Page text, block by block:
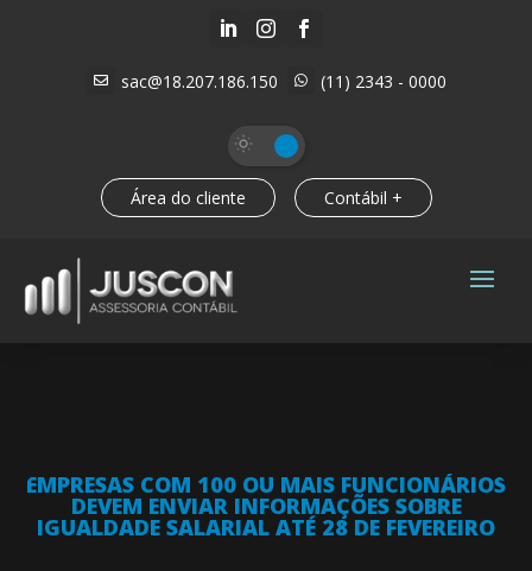
  
 sac@18.207.186.150  (11) 2343 - 0000
Área do cliente Contábil +
EMPRESAS COM 100 OU MAIS FUNCIONÁRIOS
DEVEM ENVIAR INFORMAÇÕES SOBRE
IGUALDADE SALARIAL ATÉ 28 DE FEVEREIRO